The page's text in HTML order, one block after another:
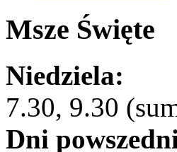
Msze Święte
Niedziela:
7.30, 9.30
Dni